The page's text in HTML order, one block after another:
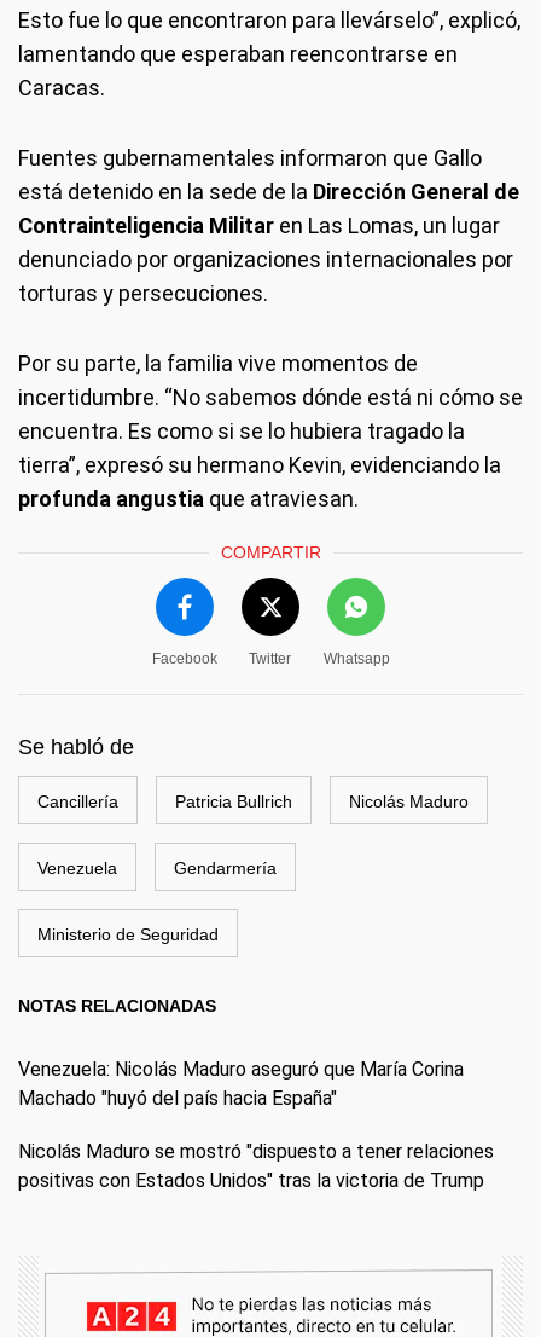
Esto fue lo que encontraron para llevárselo”, explicó,
lamentando que esperaban reencontrarse en
Caracas.
Fuentes gubernamentales informaron que Gallo
está detenido en la sede de la Dirección General de
Contrainteligencia Militar en Las Lomas, un lugar
denunciado por organizaciones internacionales por
torturas y persecuciones.
Por su parte, la familia vive momentos de
incertidumbre. “No sabemos dónde está ni cómo se
encuentra. Es como si se lo hubiera tragado la
tierra”, expresó su hermano Kevin, evidenciando la
profunda angustia que atraviesan.
COMPARTIR
Facebook Twitter Whatsapp
Se habló de
Cancillería Patricia Bullrich Nicolás Maduro
Venezuela Gendarmería
Ministerio de Seguridad
NOTAS RELACIONADAS
Venezuela: Nicolás Maduro aseguró que María Corina
Machado "huyó del país hacia España"
Nicolás Maduro se mostró "dispuesto a tener relaciones
positivas con Estados Unidos" tras la victoria de Trump